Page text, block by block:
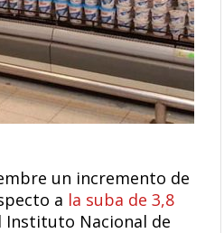
un incremento de
a la suba de 3,8
Nacional de